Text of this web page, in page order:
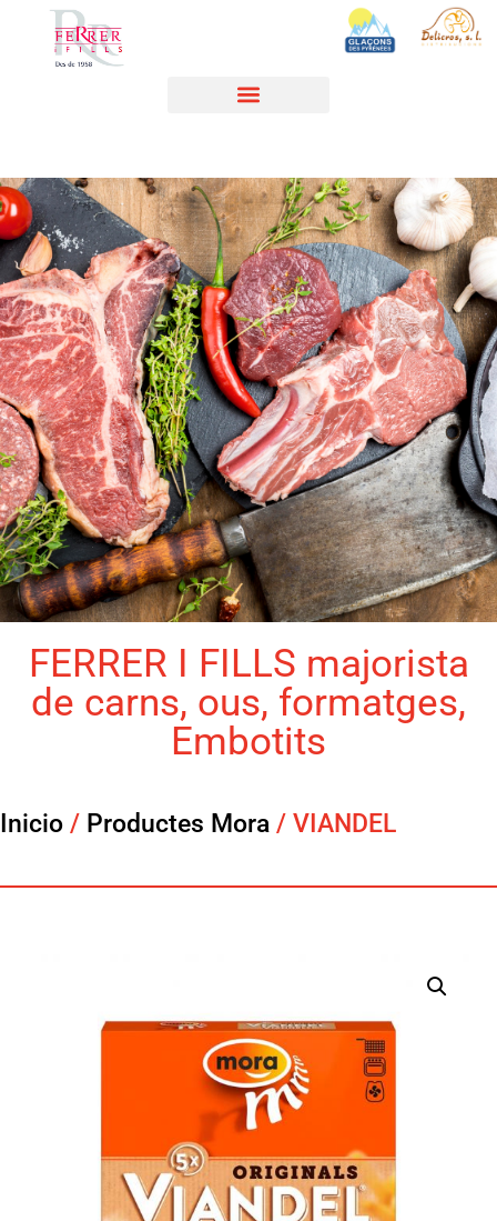
FERRER I FILLS majorista
de carns, ous, formatges,
Embotits
Inicio / Productes Mora / VIANDEL